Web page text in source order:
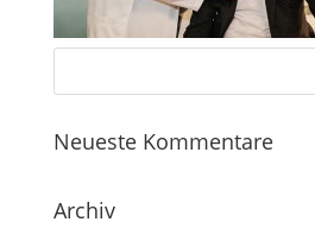
Neueste Kommentare
Archiv